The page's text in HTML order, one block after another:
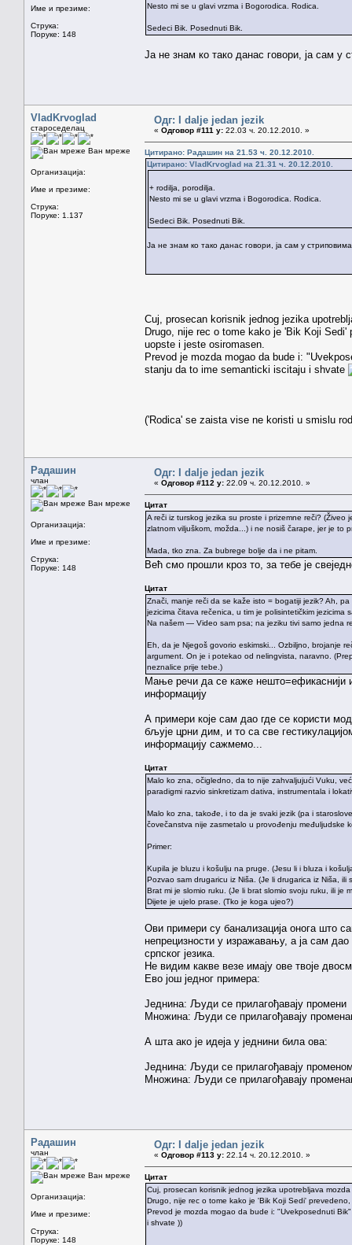
Име и презиме:
Струка:
Поруке: 148
Nesto mi se u glavi vrzma i Bogorodica. Rodica.
Sedeci Bik. Posednuti Bik.
Ја не знам ко тако данас говори, ја сам у
VladKrvoglad
староседелац
Ван мреже
Организација:
Име и презиме:
Струка:
Поруке: 1.137
Одг: I dalje jedan jezik
« Одговор #111 у: 22.03 ч. 20.12.2010. »
Цитирано: Радашин на 21.53 ч. 20.12.2010.
Цитирано: VladKrvoglad на 21.31 ч. 20.12.2010.
+ rodilja, porodilja.
Nesto mi se u glavi vrzma i Bogorodica. Rodica.
Sedeci Bik. Posednuti Bik.
Ја не знам ко тако данас говори, ја сам у
Cuj, prosecan korisnik jednog jezika
Drugo, nije rec o tome kako je 'Bik Koji
uopste i jeste osiromasen.
Prevod je mozda mogao da bude i:
stanju da to ime semanticki iscitaju i shvate
('Rodica' se zaista vise ne koristi u smislu
Радашин
члан
Ван мреже
Организација:
Име и презиме:
Струка:
Поруке: 148
Одг: I dalje jedan jezik
« Одговор #112 у: 22.09 ч. 20.12.2010. »
Цитат
A reči iz turskog jezika su proste i prizemne reči?
zlatnom viljuškom, možda...) i ne nosiš čarape, jer je to
Mada, tko zna. Za bubrege bolje da i ne pitam.
Већ смо прошли кроз то, за тебе је
Цитат
Znači, manje reči da se kaže isto = bogatiji jezik? Ah,
jezicima čitava rečenica, u tim je polisintetičkim
Na našem — Video sam psa; na jeziku tivi samo jedna
Eh, da je Njegoš govorio eskimski... Ozbiljno, brojanje
argument. On je i potekao od nelingvista, naravno.
neznalice prije tebe.)
Мање речи да се каже нешто=ефикаснији
информацију
А примери које сам дао где се користи
бљује црни дим, и то са све
информацију сажмемо...
Цитат
Malo ko zna, očigledno, da to nije zahvaljujući Vuku,
paradigmi razvio sinkretizam dativa, instrumentala i
Malo ko zna, takođe, i to da je svaki jezik (pa i
čovečanstva nije zasmetalo u provođenju međuljudske
Primer:
Kupila je bluzu i košulju na pruge. (Jesu li i bluza i
Pozvao sam drugaricu iz Niša. (Je li drugarica iz Niša, ili
Brat mi je slomio ruku. (Je li brat slomio svoju ruku, ili je
Dijete je ujelo prase. (Tko je koga ujeo?)
Ови примери су банализација онога што
непрецизности у изражавању, а ја сам
српског језика.
Не видим какве везе имају ове твоје
Ево још једног примера:
Једнина: Људи се прилагођавају промени
Множина: Људи се прилагођавају
А шта ако је идеја у једнини била ова:
Једнина: Људи се прилагођавају
Множина: Људи се прилагођавају
Радашин
члан
Ван мреже
Организација:
Име и презиме:
Струка:
Поруке: 148
Одг: I dalje jedan jezik
« Одговор #113 у: 22.14 ч. 20.12.2010. »
Цитат
Cuj, prosecan korisnik jednog jezika upotrebljava
Drugo, nije rec o tome kako je 'Bik Koji Sedi'
Prevod je mozda mogao da bude i: "Uvekposednuti
i shvate ))